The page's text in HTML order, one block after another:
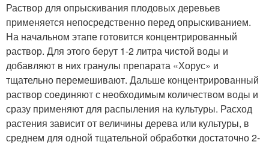
Раствор для опрыскивания плодовых деревьев
применяется непосредственно перед опрыскиванием.
На начальном этапе готовится концентрированный
раствор. Для этого берут 1-2 литра чистой воды и
добавляют в них гранулы препарата «Хорус» и
тщательно перемешивают. Дальше концентрированный
раствор соединяют с необходимым количеством воды и
сразу применяют для распыления на культуры. Расход
растения зависит от величины дерева или культуры, в
среднем для одной тщательной обработки достаточно 2-